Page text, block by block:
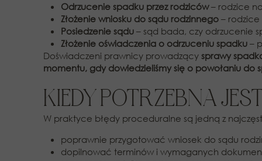
Odrzucenie spadku przez rodziców– rodzice
Złożenie wniosku do sądu rodzinnego –
Posiedzenie sądu – sąd bada, czy odrzucenie
Złożenie oświadczenia o odrzuceniu spadku –
Doświadczeni prawnicy prowadzący sprawy
momentu, gdy dowiedzieliśmy się o powołaniu do
KIEDY POTRZEBNA
W praktyce błędy proceduralne są jedną z
poprawnie przygotować wniosek do sądu
dopilnować terminów i wymaganych